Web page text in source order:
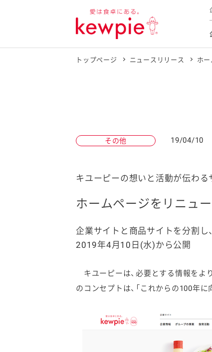
食育
食を
ト
品
イ
サ
お客
ファ
その他 19/04/10
キユーピーの想いと活動が伝わる
ホームページをリニュ
企業サイトと商品サイトを分割し
2019年4月10日(水)から公開
キユーピーは、必要とする情報をよ
のコンセプトは、「これからの100年
トップページ ニュースリリース ホ